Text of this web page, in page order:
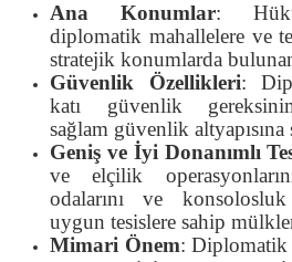
Ana Konumlar:
diplomatik mahallelere ve
stratejik konumlarda
Güvenlik Özellikleri:
katı güvenlik
sağlam güvenlik
Geniş ve İyi Donanımlı
ve elçilik
odalarını ve
uygun tesislere sahip
Mimari Önem: Diplomatik